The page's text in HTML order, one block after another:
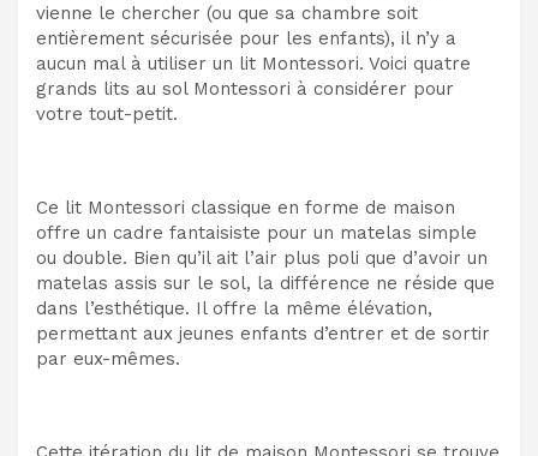
vienne le chercher (ou que sa chambre soit
entièrement sécurisée pour les enfants), il n’y a
aucun mal à utiliser un lit Montessori. Voici quatre
grands lits au sol Montessori à considérer pour
votre tout-petit.
Ce lit Montessori classique en forme de maison
offre un cadre fantaisiste pour un matelas simple
ou double. Bien qu’il ait l’air plus poli que d’avoir un
matelas assis sur le sol, la différence ne réside que
dans l’esthétique. Il offre la même élévation,
permettant aux jeunes enfants d’entrer et de sortir
par eux-mêmes.